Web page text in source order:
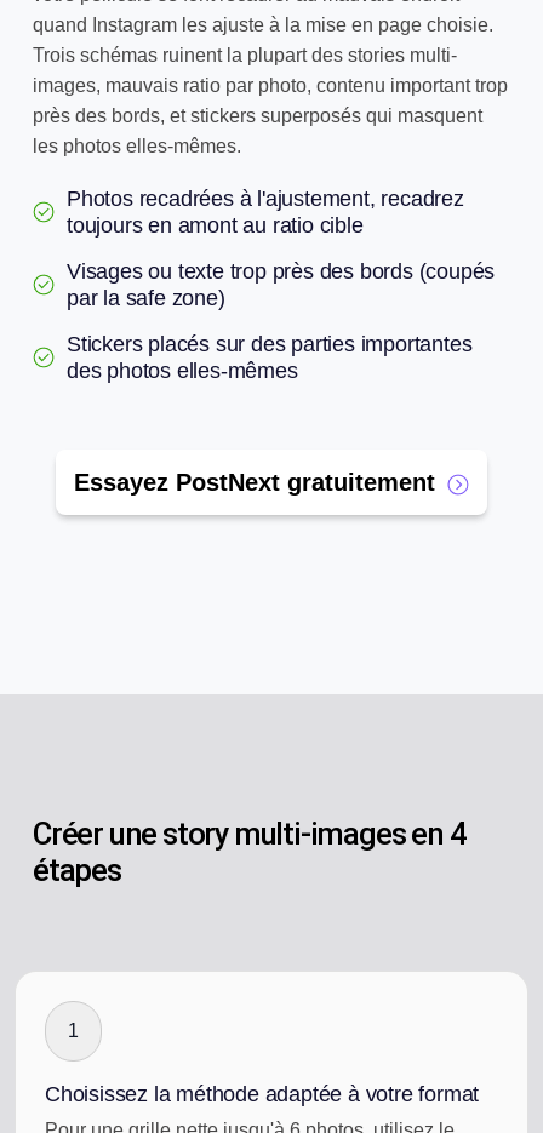
quand Instagram les ajuste à la mise en page choisie.
Trois schémas ruinent la plupart des stories multi-
images, mauvais ratio par photo, contenu important trop
près des bords, et stickers superposés qui masquent
les photos elles-mêmes.
Photos recadrées à l'ajustement, recadrez
toujours en amont au ratio cible
Visages ou texte trop près des bords (coupés
par la safe zone)
Stickers placés sur des parties importantes
des photos elles-mêmes
Essayez PostNext gratuitement
Créer une story multi-images en 4
étapes
1
Choisissez la méthode adaptée à votre format